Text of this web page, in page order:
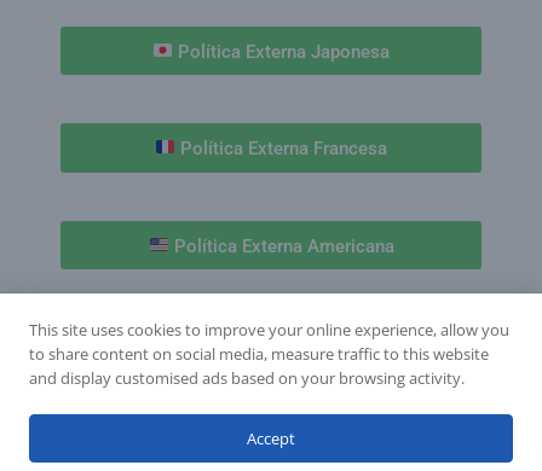
Política Externa Japonesa
Política Externa Francesa
Política Externa Americana
This site uses cookies to improve your online experience, allow you
to share content on social media, measure traffic to this website
and display customised ads based on your browsing activity.
Accept